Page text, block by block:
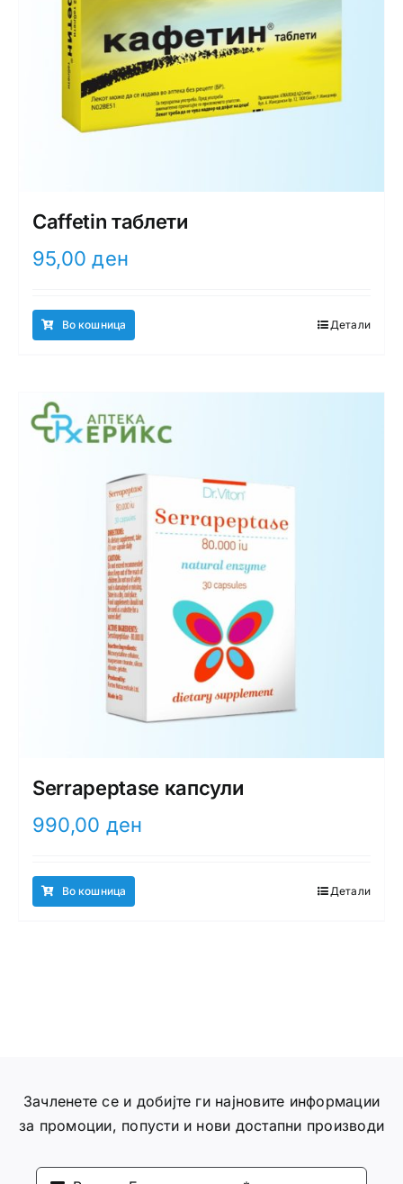
Caffetin таблети
95,00ден
Во кошница Детали
Serrapeptase капсули
990,00 ден
Во кошница Детали
Зачленете се и добијте ги најновите информации
за промоции, попусти и нови достапни производи